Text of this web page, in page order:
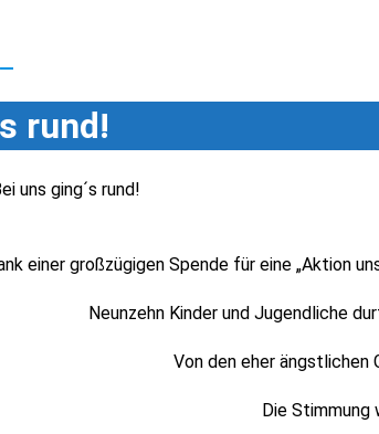
rund!
einer großzügigen Spende für eine „Aktion
Neunzehn Kinder und Jugendliche
Von den eher ängstlichen
Die Stimmung